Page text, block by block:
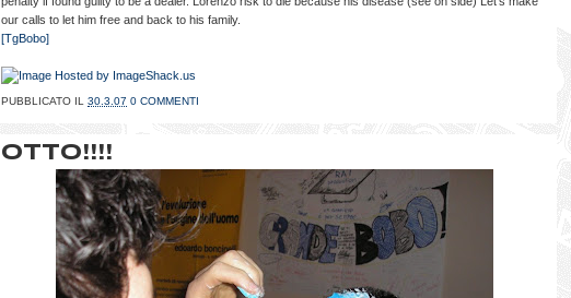
our calls to let him free and back to his family.
[TgBobo]
PUBBLICATO IL 30.3.07 0 COMMENTI
OTTO!!!!